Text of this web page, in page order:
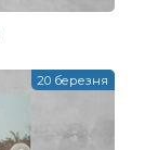
20 березня